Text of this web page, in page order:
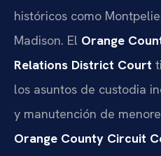
históricos como
Madison. El Orange
Relations District Court
los asuntos de custodia
y manutención de
Orange County Circuit